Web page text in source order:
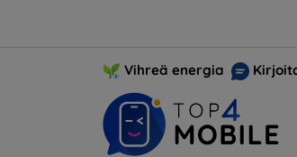
Vihreä energia